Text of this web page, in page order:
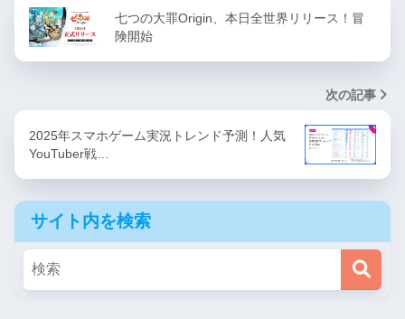
七つの大罪Origin、本日全世界リリース！冒
険開始
次の記事
2025年スマホゲーム実況トレンド予測！人気
YouTuber戦…
サイト内を検索